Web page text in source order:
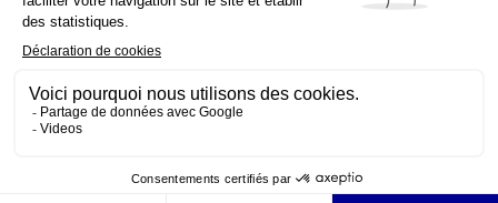
VisitFrenchWine